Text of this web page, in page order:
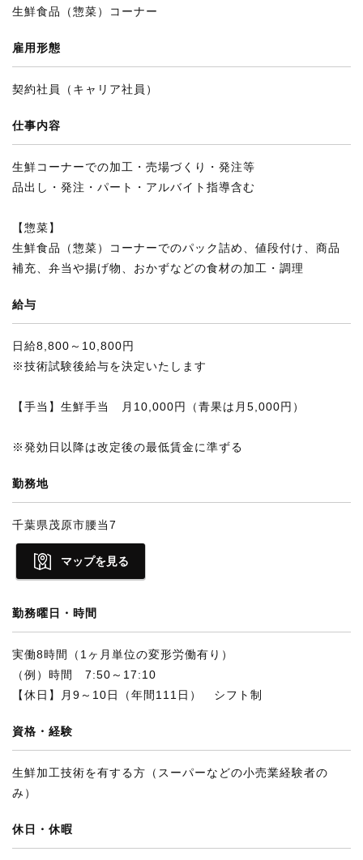
生鮮食品（惣菜）コーナー
雇用形態
契約社員（キャリア社員）
仕事内容
生鮮コーナーでの加工・売場づくり・発注等
品出し・発注・パート・アルバイト指導含む
【惣菜】
生鮮食品（惣菜）コーナーでのパック詰め、値段付け、商品
補充、弁当や揚げ物、おかずなどの食材の加工・調理
給与
日給8,800～10,800円
※技術試験後給与を決定いたします
【手当】生鮮手当 月10,000円（青果は月5,000円）
※発効日以降は改定後の最低賃金に準ずる
勤務地
千葉県茂原市腰当7
マップを見る
勤務曜日・時間
実働8時間（1ヶ月単位の変形労働有り）
（例）時間 7:50～17:10
【休日】月9～10日（年間111日） シフト制
資格・経験
生鮮加工技術を有する方（スーパーなどの小売業経験者の
み）
休日・休暇